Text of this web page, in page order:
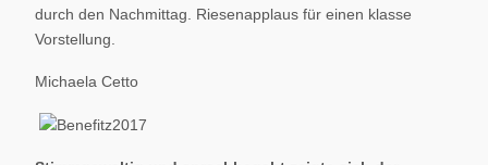
durch den Nachmittag. Riesenapplaus für einen klasse
Vorstellung.
Michaela Cetto